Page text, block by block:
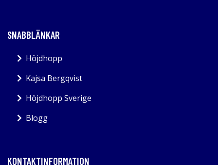
SNABBLÄNKAR
Höjdhopp
Kajsa Bergqvist
Höjdhopp Sverige
Blogg
KONTAKTINFORMATION